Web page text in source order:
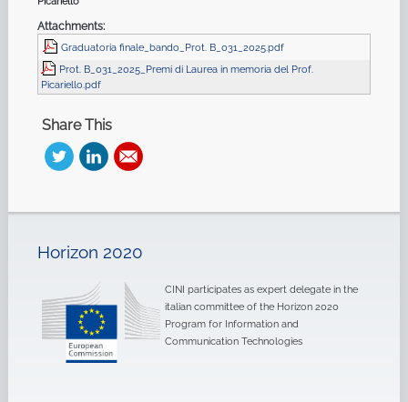
Attachments:
Graduatoria finale_bando_Prot. B_031_2025.pdf
Prot. B_031_2025_Premi di Laurea in memoria del Prof.
Picariello.pdf
Share This
Horizon 2020
CINI participates as expert delegate in the
italian committee of the Horizon 2020
Program for Information and
Communication Technologies